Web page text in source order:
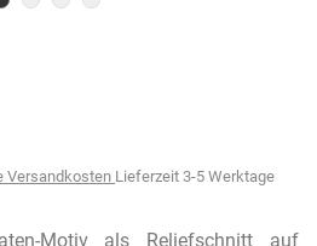
Versandkosten Lieferzeit 3-5 Werktage
Motiv als Reliefschnitt auf